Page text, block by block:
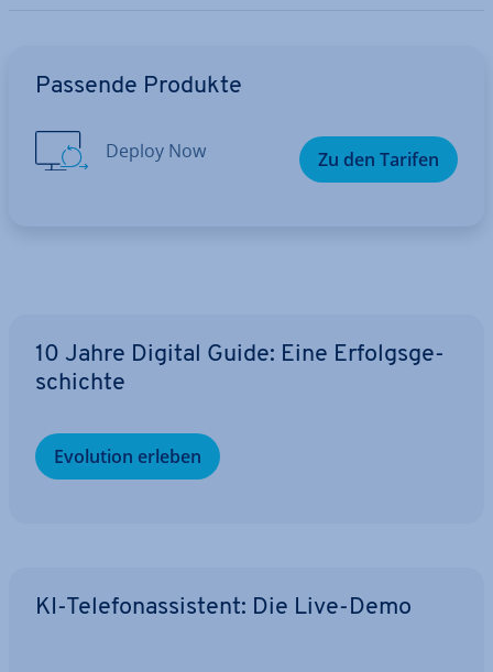
Passende Produkte
Deploy Now Zu den Tarifen
10 Jahre Digital Guide: Eine Er­folgs­ge­
schich­te
Evolution erleben
KI-Te­le­fon­as­sis­tent: Die Live-Demo